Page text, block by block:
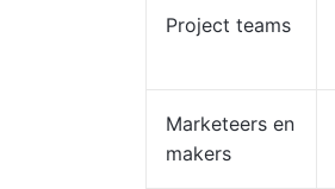
Project teams
Marketeers en
makers